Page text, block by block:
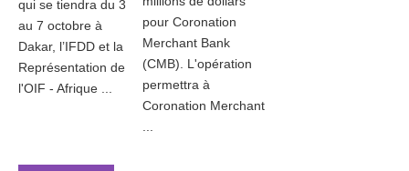
qui se tiendra du 3
au 7 octobre à
Dakar, l’IFDD et la
Représentation de
l'OIF - Afrique ...
pour Coronation
Merchant Bank
(CMB). L'opération
permettra à
Coronation Merchant